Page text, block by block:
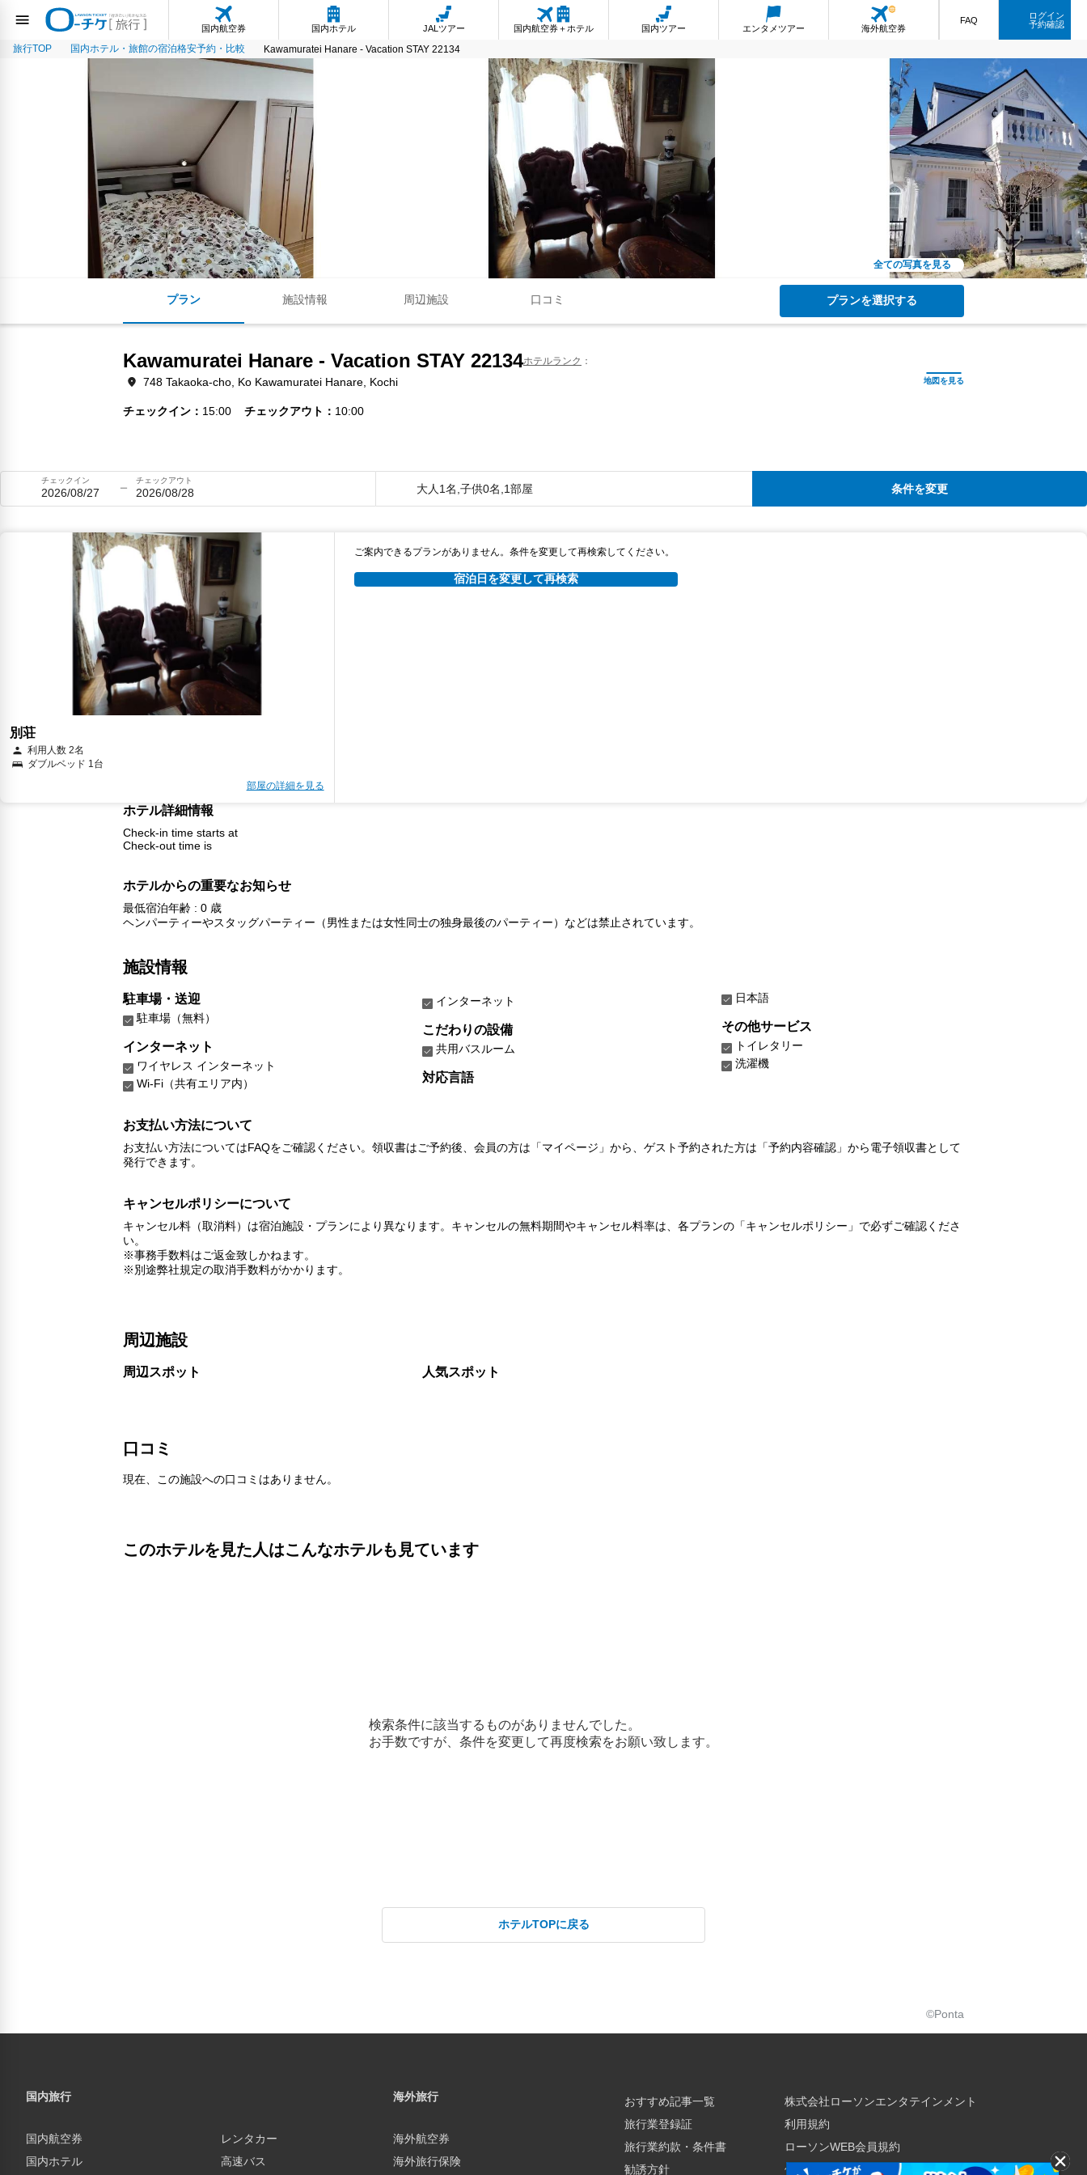
国内航空券 国内ホテル JALツアー 国内航空券＋ホテル 国内ツアー エンタメツアー 海外航空券
FAQ
ログイン
予約確認
旅行TOP 国内ホテル・旅館の宿泊格安予約・比較 Kawamuratei Hanare - Vacation STAY 22134
全ての写真を見る
プラン 施設情報 周辺施設 口コミ プランを選択する
Kawamuratei Hanare - Vacation STAY 22134ホテルランク
748 Takaoka-cho, Ko Kawamuratei Hanare, Kochi
チェックイン 15:00 チェックアウト 10:00
チェックイン
2026/08/27
チェックアウト
2026/08/28 大人1名,子供0名,1部屋 条件を変更
別荘
利用人数 2名
ダブルベッド 1台
部屋の詳細を見る
ご案内できるプランがありません。条件を変更して再検索してください。
宿泊日を変更して再検索
ホテル詳細情報
Check-in time starts at
Check-out time is
ホテルからの重要なお知らせ
最低宿泊年齢 : 0 歳
ヘンパーティーやスタッグパーティー（男性または女性同士の独身最後のパーティー）などは禁止されています。
施設情報
駐車場・送迎
駐車場（無料）
インターネット
ワイヤレス インターネット
Wi-Fi（共有エリア内）
インターネット
こだわりの設備
共用バスルーム
対応言語
日本語
その他サービス
トイレタリー
洗濯機
お支払い方法について
お支払い方法についてはFAQをご確認ください。領収書はご予約後、会員の方は「マイページ」から、ゲスト予約された方は「予約内容確認」から電子領収書として
発行できます。
キャンセルポリシーについて
キャンセル料（取消料）は宿泊施設・プランにより異なります。キャンセルの無料期間やキャンセル料率は、各プランの「キャンセルポリシー」で必ずご確認くださ
い。
※事務手数料はご返金致しかねます。
※別途弊社規定の取消手数料がかかります。
周辺施設
周辺スポット 人気スポット
口コミ
現在、この施設への口コミはありません。
このホテルを見た人はこんなホテルも見ています
ホテルTOPに戻る
©Ponta
国内旅行
国内航空券
国内ホテル
レンタカー
高速バス
海外旅行
海外航空券
海外旅行保険
おすすめ記事一覧
旅行業登録証
旅行業約款・条件書
勧誘方針
株式会社ローソンエンタテインメント
利用規約
ローソンWEB会員規約
個人情報の取り扱いについて